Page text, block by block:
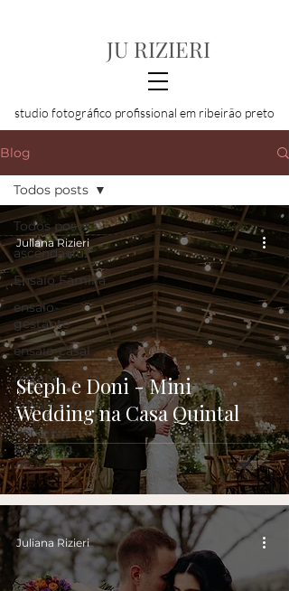
JU RIZIERI
studio fotográfico profissional em ribeirão preto
Blog
Todos posts
ascendaaluz
Ensaio Familia
ensaio-
gestante
ensaio-casal
retratos
Casamentos
Personal
Branding
Todos posts
Steph e Doni - Mini
Wedding na Casa Quintal
Juliana Rizieri
Juliana Rizieri